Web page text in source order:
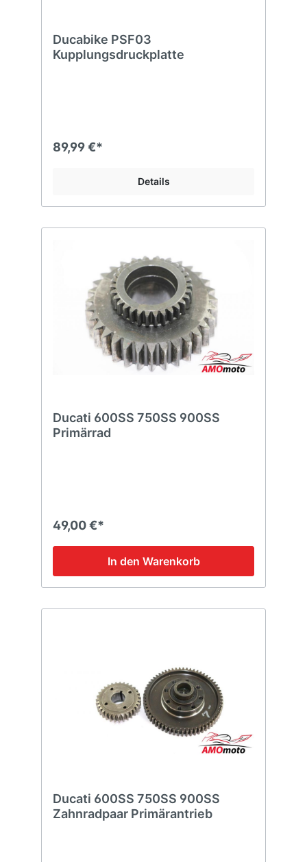
Ducabike PSF03
Kupplungsdruckplatte
89,99 €*
Details
Ducati 600SS 750SS 900SS
Primärrad
49,00 €*
In den Warenkorb
Ducati 600SS 750SS 900SS
Zahnradpaar Primärantrieb